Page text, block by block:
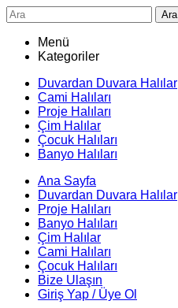
Ara
Menü
Kategoriler
Duvardan Duvara Halılar
Cami Halıları
Proje Halıları
Çim Halılar
Çocuk Halıları
Banyo Halıları
Ana Sayfa
Duvardan Duvara Halılar
Proje Halıları
Banyo Halıları
Çim Halılar
Cami Halıları
Çocuk Halıları
Bize Ulaşın
Giriş Yap / Üye Ol